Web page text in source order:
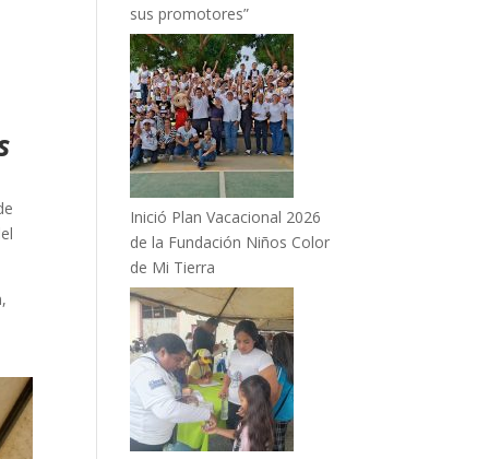
sus promotores”
Inició Plan Vacacional 2026
de la Fundación Niños Color
de Mi Tierra